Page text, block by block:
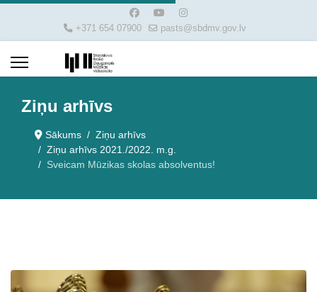
+371 654 07900 pasts@sbdmv.gov.lv
Ziņu arhīvs
Sākums
Ziņu arhīvs
Ziņu arhīvs 2021./2022. m.g.
Sveicam Mūzikas skolas absolventus!